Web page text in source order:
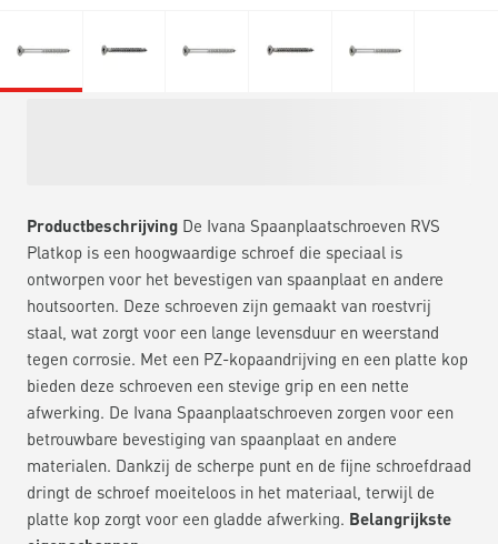
Productbeschrijving De Ivana Spaanplaatschroeven RVS
Platkop is een hoogwaardige schroef die speciaal is
ontworpen voor het bevestigen van spaanplaat en andere
houtsoorten. Deze schroeven zijn gemaakt van roestvrij
staal, wat zorgt voor een lange levensduur en weerstand
tegen corrosie. Met een PZ-kopaandrijving en een platte kop
bieden deze schroeven een stevige grip en een nette
afwerking. De Ivana Spaanplaatschroeven zorgen voor een
betrouwbare bevestiging van spaanplaat en andere
materialen. Dankzij de scherpe punt en de fijne schroefdraad
dringt de schroef moeiteloos in het materiaal, terwijl de
platte kop zorgt voor een gladde afwerking. Belangrijkste